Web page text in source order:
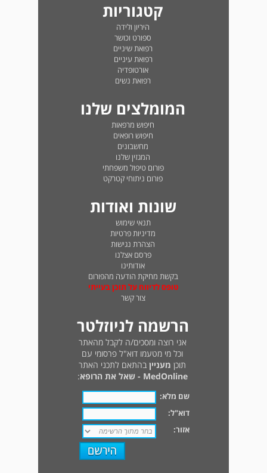
קטגוריות
היריון ולידה
ספורט וכושר
רפואת שיניים
רפואת עיניים
אורטופדיה
רפואת נשים
המומלצים שלנו
חיפוש מרפאות
חיפוש רופאים
מחשבונים
המגזין שלנו
פורום טיפול משפחתי
פורום ניתוחי קטרקט
שונות ואודות
תנאי שימוש
מדיניות פרטיות
הצהרת נגישות
פרסם אצלנו
אודותינו
בקשת מחיקת הודעה מהפורום
טופס לדיווח על תוכן בעייתי
צור קשר
הרשמה לניוזלטר
אני רוצה ומסכים/ה לקבל מהאתר
וכל מי מטעמו דוא"ל פרסומי עם
תוכן מעניין בהתאם לתכני האתר
MedOnline - שאל את הרופא
:
שם מלא:
דוא"ל:
אזור: